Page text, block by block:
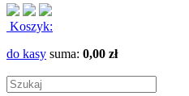
Koszyk:
do kasy suma: 0,00 zł